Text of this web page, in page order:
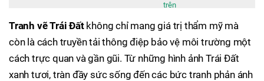
trên
Tranh vẽ Trái Đấtkhông chỉ mang giá trị thẩm mỹ mà
còn là cách truyền tải thông điệp bảo vệ môi trường một
cách trực quan và gần gũi. Từ những hình ảnh Trái Đất
xanh tươi, tràn đầy sức sống đến các bức tranh phản ánh